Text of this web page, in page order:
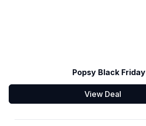
Popsy Black Friday
View Deal